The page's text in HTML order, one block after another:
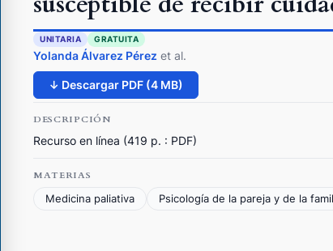
UNITARIA GRATUITA
Yolanda Álvarez Pérez et al.
↓ Descargar PDF (4 MB)
DESCRIPCIÓN
Recurso en línea (419 p. : PDF)
MATERIAS
Medicina paliativa
Psicología de la pareja y de la